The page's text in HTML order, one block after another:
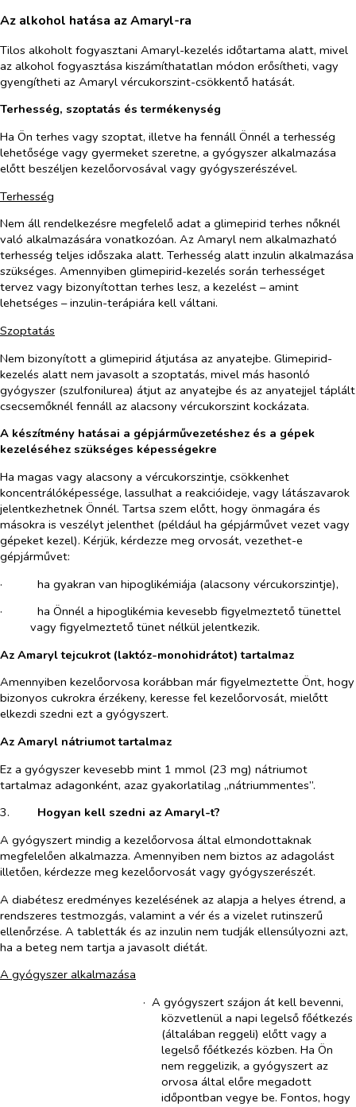
Az alkohol hatása az Amaryl-ra
Tilos alkoholt fogyasztani Amaryl-kezelés időtartama alatt, mivel
az alkohol fogyasztása kiszámíthatatlan módon erősítheti, vagy
gyengítheti az Amaryl vércukorszint-csökkentő hatását.
Terhesség, szoptatás és termékenység
Ha Ön terhes vagy szoptat, illetve ha fennáll Önnél a terhesség
lehetősége vagy gyermeket szeretne, a gyógyszer alkalmazása
előtt beszéljen kezelőorvosával vagy gyógyszerészével.
Terhesség
Nem áll rendelkezésre megfelelő adat a glimepirid terhes nőknél
való alkalmazására vonatkozóan. Az Amaryl nem alkalmazható
terhesség teljes időszaka alatt. Terhesség alatt inzulin alkalmazása
szükséges. Amennyiben glimepirid-kezelés során terhességet
tervez vagy bizonyítottan terhes lesz, a kezelést – amint
lehetséges – inzulin-terápiára kell váltani.
Szoptatás
Nem bizonyított a glimepirid átjutása az anyatejbe. Glimepirid-
kezelés alatt nem javasolt a szoptatás, mivel más hasonló
gyógyszer (szulfonilurea) átjut az anyatejbe és az anyatejjel táplált
csecsemőknél fennáll az alacsony vércukorszint kockázata.
A készítmény hatásai a gépjárművezetéshez és a gépek
kezeléséhez szükséges képességekre
Ha magas vagy alacsony a vércukorszintje, csökkenhet
koncentrálóképessége, lassulhat a reakcióideje, vagy látászavarok
jelentkezhetnek Önnél. Tartsa szem előtt, hogy önmagára és
másokra is veszélyt jelenthet (például ha gépjárművet vezet vagy
gépeket kezel). Kérjük, kérdezze meg orvosát, vezethet-e
gépjárművet:
·​
ha gyakran van hipoglikémiája (alacsony vércukorszintje),
·​
ha Önnél a hipoglikémia kevesebb figyelmeztető tünettel
vagy figyelmeztető tünet nélkül jelentkezik.
Az Amaryl tejcukrot (laktóz-monohidrátot) tartalmaz
Amennyiben kezelőorvosa korábban már figyelmeztette Önt, hogy
bizonyos cukrokra érzékeny, keresse fel kezelőorvosát, mielőtt
elkezdi szedni ezt a gyógyszert.
Az Amaryl nátriumot tartalmaz
Ez a gyógyszer kevesebb mint 1 mmol (23 mg) nátriumot
tartalmaz adagonként, azaz gyakorlatilag „nátriummentes”.
3.​
Hogyan kell szedni az Amaryl-t?
A gyógyszert mindig a kezelőorvosa által elmondottaknak
megfelelően alkalmazza. Amennyiben nem biztos az adagolást
illetően, kérdezze meg kezelőorvosát vagy gyógyszerészét.
A diabétesz eredményes kezelésének az alapja a helyes étrend, a
rendszeres testmozgás, valamint a vér és a vizelet rutinszerű
ellenőrzése. A tabletták és az inzulin nem tudják ellensúlyozni azt,
ha a beteg nem tartja a javasolt diétát.
A gyógyszer alkalmazása
·​ A gyógyszert szájon át kell bevenni,
közvetlenül a napi legelső főétkezés
(általában reggeli) előtt vagy a
legelső főétkezés közben. Ha Ön
nem reggelizik, a gyógyszert az
orvosa által előre megadott
időpontban vegye be. Fontos, hogy